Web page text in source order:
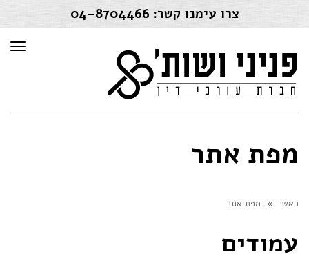
צרו עימנו קשר: 04-8704466
מפת אתר
ראשי » מפת אתר
עמודים